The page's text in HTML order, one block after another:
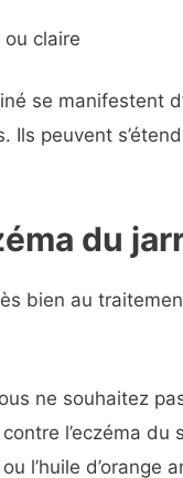
claire
se manifestent
Ils peuvent
du
bien au
ne souhaitez
l’eczéma du
l’huile d’orange